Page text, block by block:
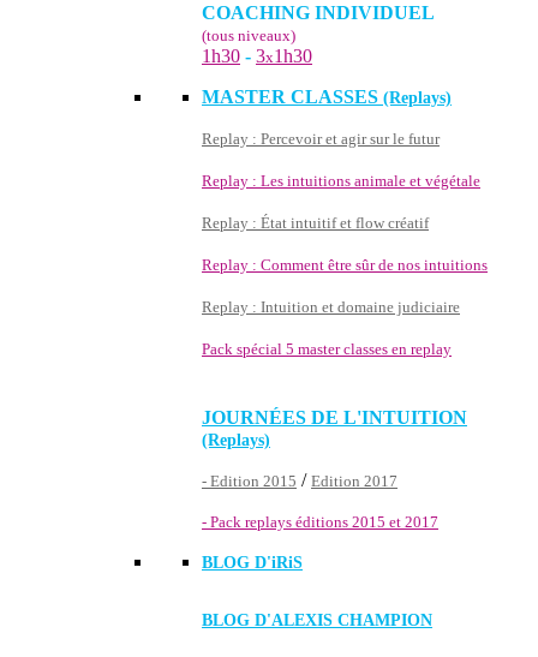
COACHING INDIVIDUEL
(tous niveaux)
1h30 - 3x1h30
MASTER CLASSES (Replays)
Replay : Percevoir et agir sur le futur
Replay : Les intuitions animale et végétale
Replay : État intuitif et flow créatif
Replay : Comment être sûr de nos intuitions
Replay : Intuition et domaine judiciaire
Pack spécial 5 master classes en replay
JOURNÉES DE L'INTUITION
(Replays)
- Edition 2015 / Edition 2017
- Pack replays éditions 2015 et 2017
BLOG D'iRiS
BLOG D'ALEXIS CHAMPION